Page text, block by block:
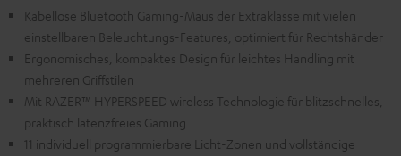
Kabellose Bluetooth Gaming-Maus der Extraklasse mit vielen
einstellbaren Beleuchtungs-Features, optimiert für Rechtshänder
Ergonomisches, kompaktes Design für leichtes Handling mit
mehreren Griffstilen
Mit RAZER™ HYPERSPEED wireless Technologie für blitzschnelles,
praktisch latenzfreies Gaming
11 individuell programmierbare Licht-Zonen und vollständige